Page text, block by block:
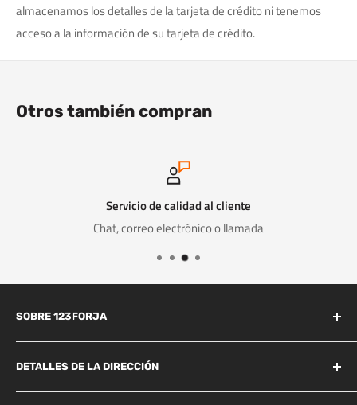
almacenamos los detalles de la tarjeta de crédito ni tenemos
acceso a la información de su tarjeta de crédito.
Otros también compran
Servicio de calidad al cliente
Chat, correo electrónico o llamada
SOBRE 123FORJA
123forja tiene años de experiencia en el campo de la forja y la
fundición.
DETALLES DE LA DIRECCIÓN
Industrieweg 156B